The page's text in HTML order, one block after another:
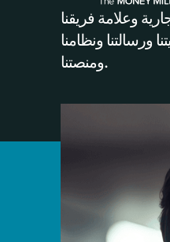
وعلامة فريقنا
ورسالتنا ونظامنا
ومنصتنا.